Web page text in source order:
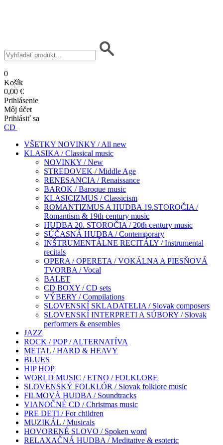
0
Košík
0,00 €
Prihlásenie
Môj účet
Prihlásiť sa
CD
VŠETKY NOVINKY / All new
KLASIKA / Classical music
NOVINKY / New
STREDOVEK / Middle Age
RENESANCIA / Renaissance
BAROK / Baroque music
KLASICIZMUS / Classicism
ROMANTIZMUS A HUDBA 19.STOROČIA /
Romantism & 19th century music
HUDBA 20. STOROČIA / 20th century music
SÚČASNÁ HUDBA / Contemporary
INŠTRUMENTÁLNE RECITÁLY / Instrumental
recitals
OPERA / OPERETA / VOKÁLNA A PIESŇOVÁ
TVORBA / Vocal
BALET
CD BOXY / CD sets
VÝBERY / Compilations
SLOVENSKÍ SKLADATELIA / Slovak composers
SLOVENSKÍ INTERPRETI A SÚBORY / Slovak
performers & ensembles
JAZZ
ROCK / POP / ALTERNATÍVA
METAL / HARD & HEAVY
BLUES
HIP HOP
WORLD MUSIC / ETNO / FOLKLORE
SLOVENSKÝ FOLKLÓR / Slovak folklore music
FILMOVÁ HUDBA / Soundtracks
VIANOČNÉ CD / Christmas music
PRE DETI / For children
MUZIKÁL / Musicals
HOVORENÉ SLOVO / Spoken word
RELAXAČNÁ HUDBA / Meditative & esoteric